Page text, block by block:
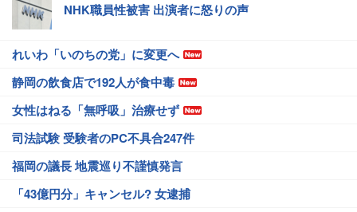
NHK職員性被害 出演者に怒りの声
れいわ「いのちの党」に変更へ
静岡の飲食店で192人が食中毒
女性はねる「無呼吸」治療せず
司法試験 受験者のPC不具合247件
福岡の議長 地震巡り不謹慎発言
「43億円分」キャンセル? 女逮捕